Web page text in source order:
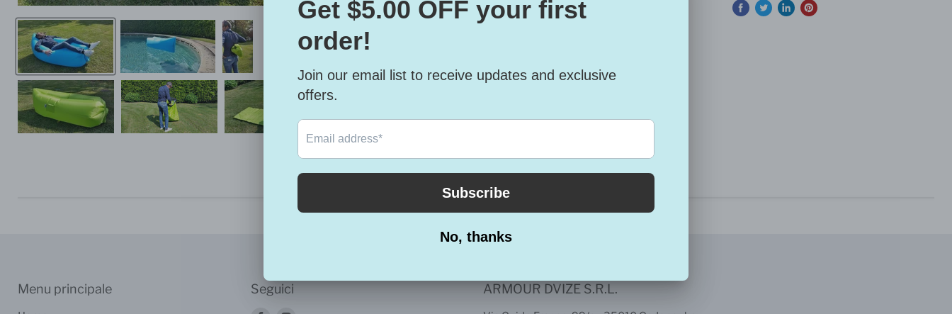
divertente, sicuro adatto a per interni ed esterni, fornito in
numerosi colori assortiti
Materiale anti strappo con stampa digitale protetta da una
GONFIAGGIO RAPIDO IN 10 secondi
Rosso, Fucsia, Blu, Bianco, Verde erba, Verde acido, 6 colori
diversi mescolati nelle confezioni
Menu principale Seguici ARMOUR DVIZE S.R.L.